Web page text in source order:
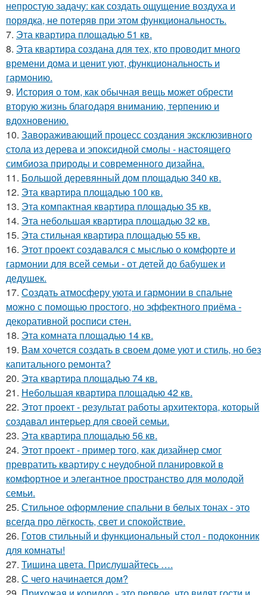
непростую задачу: как создать ощущение воздуха и
порядка, не потеряв при этом функциональность.
7. Эта квартира площадью 51 кв.
8. Эта квартира создана для тех, кто проводит много
времени дома и ценит уют, функциональность и
гармонию.
9. История о том, как обычная вещь может обрести
вторую жизнь благодаря вниманию, терпению и
вдохновению.
10. Завораживающий процесс создания эксклюзивного
стола из дерева и эпоксидной смолы - настоящего
симбиоза природы и современного дизайна.
11. Большой деревянный дом площадью 340 кв.
12. Эта квартира площадью 100 кв.
13. Эта компактная квартира площадью 35 кв.
14. Эта небольшая квартира площадью 32 кв.
15. Эта стильная квартира площадью 55 кв.
16. Этот проект создавался с мыслью о комфорте и
гармонии для всей семьи - от детей до бабушек и
дедушек.
17. Создать атмосферу уюта и гармонии в спальне
можно с помощью простого, но эффектного приёма -
декоративной росписи стен.
18. Эта комната площадью 14 кв.
19. Вам хочется создать в своем доме уют и стиль, но без
капитального ремонта?
20. Эта квартира площадью 74 кв.
21. Небольшая квартира площадью 42 кв.
22. Этот проект - результат работы архитектора, который
создавал интерьер для своей семьи.
23. Эта квартира площадью 56 кв.
24. Этот проект - пример того, как дизайнер смог
превратить квартиру с неудобной планировкой в
комфортное и элегантное пространство для молодой
семьи.
25. Стильное оформление спальни в белых тонах - это
всегда про лёгкость, свет и спокойствие.
26. Готов стильный и функциональный стол - подоконник
для комнаты!
27. Тишина цвета. Прислушайтесь ….
28. С чего начинается дом?